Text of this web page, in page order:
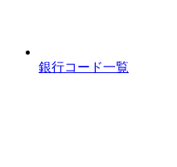
銀行コード一覧